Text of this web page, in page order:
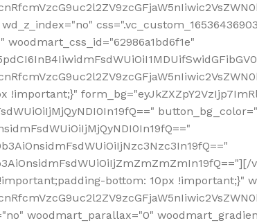
!important;}"
bottom: 10px !important;}"
woodmart_parallax="0"